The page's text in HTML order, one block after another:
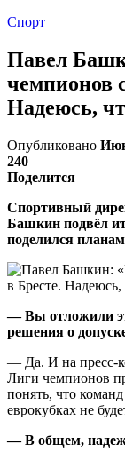
Спорт
Павел
чемпионов
Надеюсь,
Опубликовано
240
Поделится
Спортивный
Башкин подвёл
поделился
— Вы отложили
решения о
— Да. И на пресс-
Лиги чемпионов
понять, что
еврокубках не
— В общем,